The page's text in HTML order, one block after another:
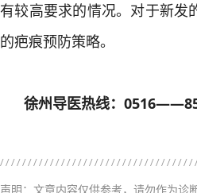
有较高要求的情况。对于新发
的疤痕预防策略。
徐州导医热线：
声明：文章内容仅供参考，请勿作为诊